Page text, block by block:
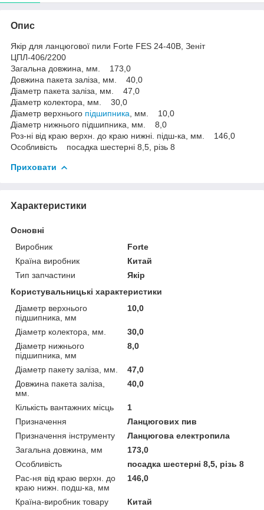
Опис
Якір для ланцюгової пили Forte FES 24-40B, Зеніт
ЦПЛ-406/2200
Загальна довжина, мм. 173,0
Довжина пакета заліза, мм. 40,0
Діаметр пакета заліза, мм. 47,0
Діаметр колектора, мм. 30,0
Діаметр верхнього підшипника , мм. 10,0
Діаметр нижнього підшипника, мм. 8,0
Роз-ні від краю верхн. до краю нижні. підш-ка, мм. 146,0
Особливість посадка шестерні 8,5, різь 8
Приховати
Характеристики
Основні
Виробник
Forte
Країна виробник
Китай
Тип запчастини
Якір
Користувальницькі характеристики
Діаметр верхнього
підшипника, мм
10,0
Діаметр колектора, мм.
30,0
Діаметр нижнього
підшипника, мм
8,0
Діаметр пакету заліза, мм.
47,0
Довжина пакета заліза,
мм.
40,0
Кількість вантажних місць
1
Призначення
Ланцюгових пив
Призначення інструменту
Ланцюгова електропила
Загальна довжина, мм
173,0
Особливість
посадка шестерні 8,5, різь 8
Рас-ня від краю верхн. до
краю нижн. подш-ка, мм
146,0
Країна-виробник товару Китай